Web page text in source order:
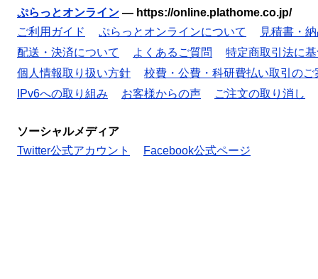
ぷらっとオンライン — https://online.plathome.co.jp/
ご利用ガイド
ぷらっとオンラインについて
見積書・
配送・決済について
よくあるご質問
特定商取引法に
個人情報取り扱い方針
校費・公費・科研費払い取引のご
IPv6への取り組み
お客様からの声 ご注文の取り消し
ソーシャルメディア
Twitter公式アカウント
Facebook公式ページ